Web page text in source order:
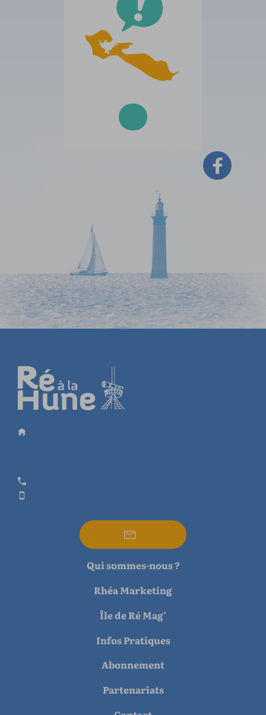
Qui sommes-nous ?
Rhéa Marketing
Île de Ré Mag’
Infos Pratiques
Abonnement
Partenariats